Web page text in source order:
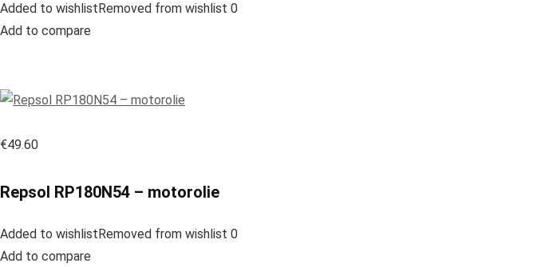
Added to wishlistRemoved from wishlist 0
Add to compare
€49.60
Repsol RP180N54 – motorolie
Added to wishlistRemoved from wishlist 0
Add to compare